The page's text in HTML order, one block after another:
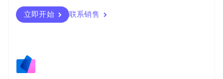
立即开始 联系销售
瑞典
Svenska English
瑞士
斯洛伐克
English